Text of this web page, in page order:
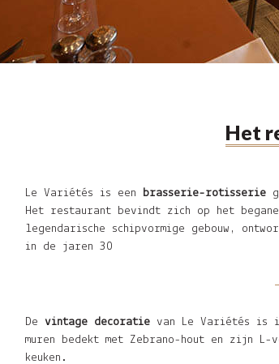
Het
Le Variétés is een brasserie-rotisserie
Het restaurant bevindt zich op het
legendarische schipvormige gebouw,
in de jaren 30
De vintage decoratie van Le Variétés is
muren bedekt met Zebrano-hout en zijn
keuken.